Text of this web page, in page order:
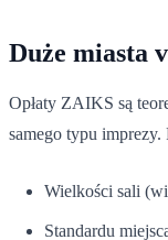
Duże miasta
Opłaty ZAIKS są
samego typu
Wielkości sali
Standardu